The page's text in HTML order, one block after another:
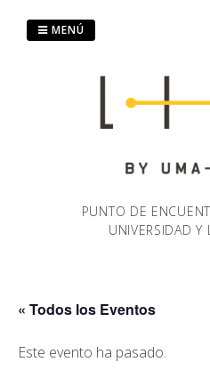
PUNTO DE
UNIVERSIDAD Y
MENÚ
« Todos los Eventos
Este evento ha pasado.